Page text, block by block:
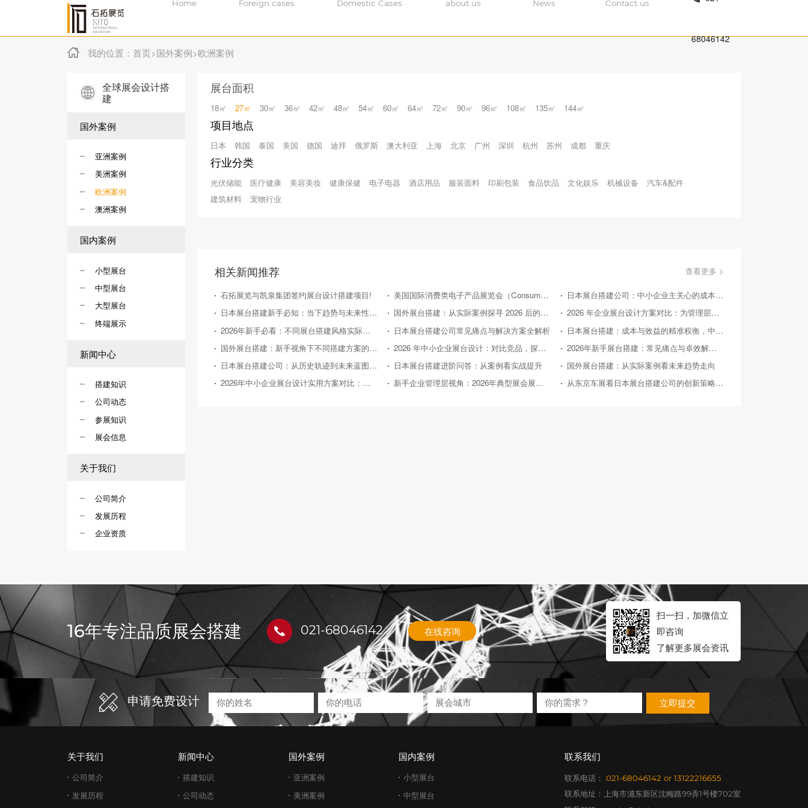
Home Foreign cases Domestic Cases about us News Contact us
68046142
我的位置： 首页>国外案例>欧洲案例
全球展会设计搭
建
国外案例
亚洲案例
美洲案例
欧洲案例
澳洲案例
国内案例
小型展台
中型展台
大型展台
终端展示
新闻中心
搭建知识
公司动态
参展知识
展会信息
关于我们
公司简介
发展历程
企业资质
展台面积
18㎡ 27㎡ 30㎡ 36㎡ 42㎡ 48㎡ 54㎡ 60㎡ 64㎡ 72㎡ 90㎡ 96㎡ 108㎡ 135㎡ 144㎡
项目地点
日本 韩国 泰国 美国 德国 迪拜 俄罗斯 澳大利亚 上海 北京 广州 深圳 杭州 苏州 成都 重庆
行业分类
光伏储能 医疗健康 美容美妆 健康保健 电子电器 酒店用品 服装面料 印刷包装 食品饮品 文化娱乐 机械设备
汽车&配件
建筑材料
宠物行业
相关新闻推荐 查看更多 >
石拓展览与凯泉集团签约展台设计搭建项目! 美国国际消费类电子产品展览会（Consumer Electronics Show，简称CES）
日本展台搭建公司：中小企业主关心的成本效益问答
日本展台搭建新手必知：当下趋势与未来性价比走向
国外展台搭建：从实际案例探寻 2026 后的趋势方向
2026 年企业展台设计方案对比：为管理层提供精准决策参考
2026年新手必看：不同展台搭建风格实际效果对比评测
日本展台搭建公司常见痛点与解决方案全解析
日本展台搭建：成本与效益的精准权衡，中小企业的投资指南
国外展台搭建：新手视角下不同搭建方案的性价比对比
2026 年中小企业展台设计：对比竞品，探寻高性价比之路
2026年新手展台搭建：常见痛点与卓效解决方案
日本展台搭建公司：从历史轨迹到未来蓝图的深度剖析
日本展台搭建进阶问答：从案例看实战提升
国外展台搭建：从实际案例看未来趋势走向
2026年中小企业展台设计实用方案对比：助力性价比之选
新手企业管理层视角：2026年典型展会展台搭建案例深度剖析 从东京车展看日本展台搭建公司的创新策略与实践
16年专注品质展会搭建 021-68046142 在线咨询
扫一扫，加微信立
即咨询
了解更多展会资讯
申请免费设计 立即提交
关于我们
公司简介
发展历程
新闻中心
搭建知识
公司动态
国外案例
亚洲案例
美洲案例
国内案例
小型展台
中型展台
联系我们
联系电话： 021-68046142 or 13122216655
联系地址：上海市浦东新区沈梅路99弄1号楼702室